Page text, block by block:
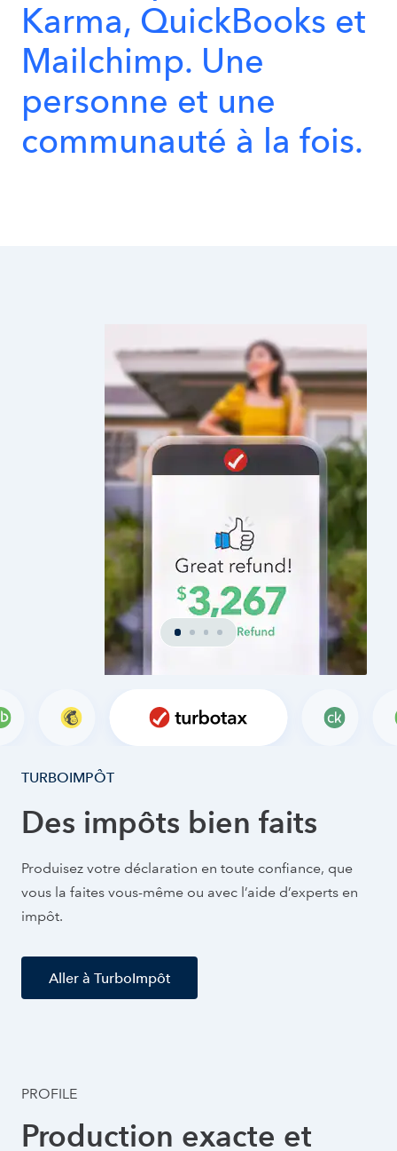
Karma, QuickBooks et
Mailchimp. Une
personne et une
communauté à la fois.
TURBOIMPÔT
Des impôts bien faits
Produisez votre déclaration en toute confiance, que
vous la faites vous-même ou avec l’aide d’experts en
impôt.
Aller à TurboImpôt
PROFILE
Production exacte et